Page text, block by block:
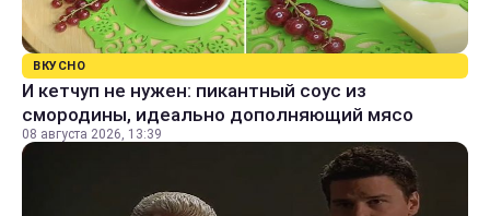
ВКУСНО
И кетчуп не нужен: пикантный соус из
смородины, идеально дополняющий мясо
08 августа 2026, 13:39